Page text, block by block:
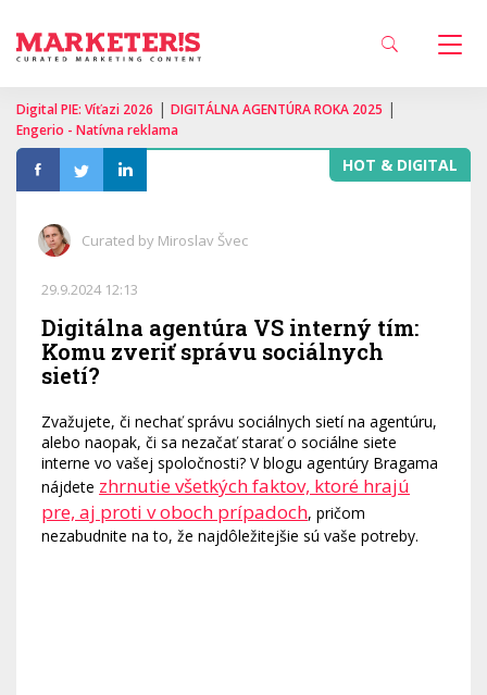
Digital PIE: Víťazi 2026 | DIGITÁLNA AGENTÚRA ROKA 2025 |
Engerio - Natívna reklama
HOT & DIGITAL
Curated by Miroslav Švec
29.9.2024 12:13
Digitálna agentúra VS interný tím:
Komu zveriť správu sociálnych
sietí?
Zvažujete, či nechať správu sociálnych sietí na agentúru,
alebo naopak, či sa nezačať starať o sociálne siete
interne vo vašej spoločnosti? V blogu agentúry Bragama
nájdete zhrnutie všetkých faktov, ktoré hrajú
pre, aj proti v oboch prípadoch, pričom
nezabudnite na to, že najdôležitejšie sú vaše potreby.